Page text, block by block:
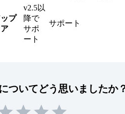
プ
v2.5以
降で
サポ
ート
サポート
ついてどう思いましたか